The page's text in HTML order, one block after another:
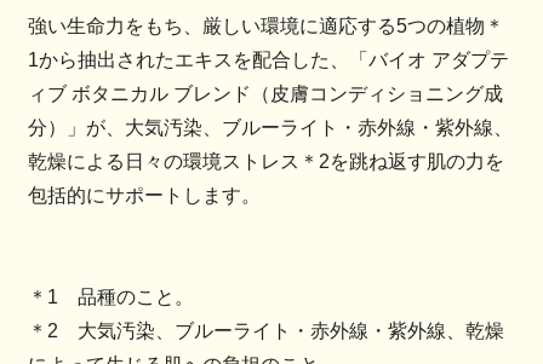
強い生命力をもち、厳しい環境に適応する5つの植物＊
1から抽出されたエキスを配合した、「バイオ アダプテ
ィブ ボタニカル ブレンド（皮膚コンディショニング成
分）」が、大気汚染、ブルーライト・赤外線・紫外線、
乾燥による日々の環境ストレス＊2を跳ね返す肌の力を
包括的にサポートします。
＊1 品種のこと。
＊2 大気汚染、ブルーライト・赤外線・紫外線、乾燥